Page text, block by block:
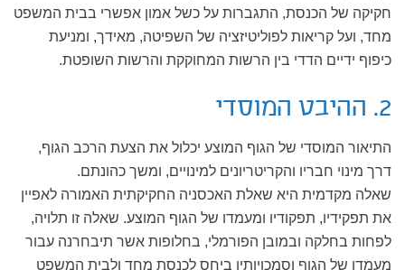
חקיקה של הכנסת, התגברות על כשל אמון אפשרי בבית המשפט
מחד, ועל קריאות לפוליטיזציה של השפיטה, מאידך, ומניעת
כיפוף ידיים הדדי בין הרשות המחוקקת והרשות השופטת.
2. ההיבט המוסדי
התיאור המוסדי של הגוף המוצע יכלול את הצעת הרכב הגוף,
דרך מינוי חבריו והקריטריונים למינויים, ומשך כהונתם.
שאלה מקדמית היא שאלת האכסניה החקיקתית האמורה לאפיין
את תפקידיו, תפקודיו ומעמדו של הגוף המוצע. שאלה זו תלויה,
לפחות בחלקה ובמובן הפורמלי, בחלופות אשר תיבחרנה עבור
מעמדו של הגוף וסמכויותיו ביחס לכנסת מחד ולבית המשפט